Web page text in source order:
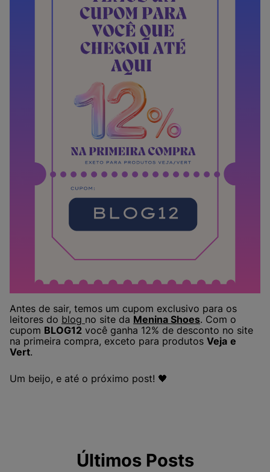
Antes de sair, temos um cupom exclusivo para os
leitores do blog no site da Menina Shoes. Com o
cupom BLOG12 você ganha 12% de desconto no site
na primeira compra, exceto para produtos Veja e
Vert.
Um beijo, e até o próximo post! 🖤
Últimos Posts